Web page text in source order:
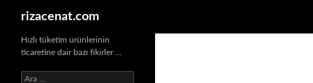
rizacenat.com
Hızlı tüketim ürünlerinin
ticaretine dair bazı fikirler …
A